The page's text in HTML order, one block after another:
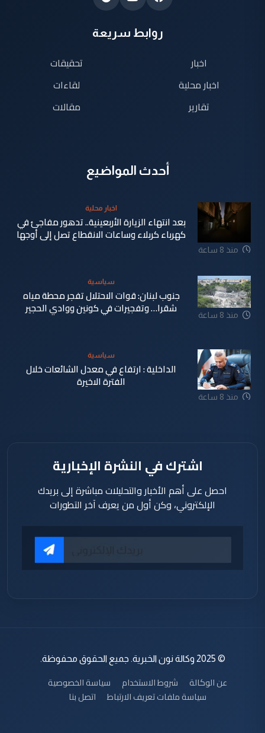
روابط سريعة
اخبار
اخبار محلية
تقارير
تحقيقات
لقاءات
مقالات
أحدث المواضيع
منذ 8 ساعة
اخبار محلية
بعد انتهاء الزيارة الأربعينية.. تدهور مفاجئ في
كهرباء كربلاء وساعات الانقطاع تصل إلى أوجها
منذ 8 ساعة
سياسية
جنوب لبنان: قوات الاحتلال تفجر محطة مياه
شقرا… وتفجيرات في كونين ووادي الحجير
منذ 8 ساعة
سياسية
الداخلية : ارتفاع في معدل الشائعات خلال
الفترة الاخيرة
اشترك في النشرة الإخبارية
احصل على أهم الأخبار والتحليلات مباشرة إلى بريدك
الإلكتروني، وكن أول من يعرف آخر التطورات
© 2025 وكالة نون الخبرية. جميع الحقوق محفوظة.
عن الوكالة شروط الاستخدام
سياسة الخصوصية
سياسة ملفات تعريف الارتباط
اتصل بنا